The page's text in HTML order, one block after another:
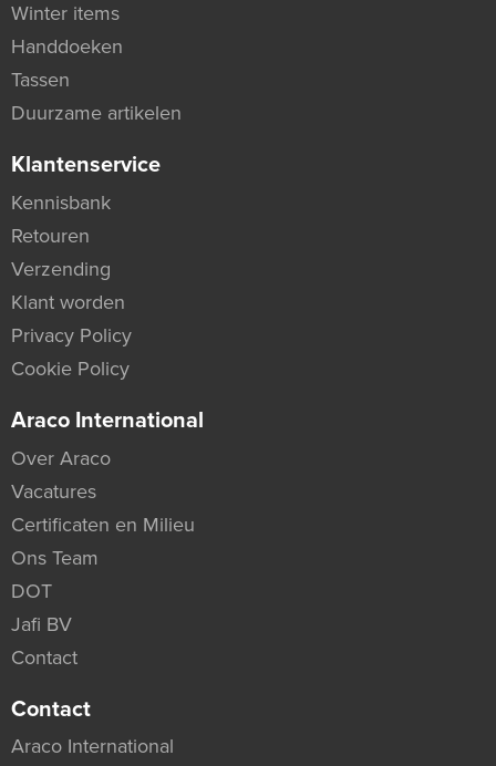
Winter items
Handdoeken
Tassen
Duurzame artikelen
Klantenservice
Kennisbank
Retouren
Verzending
Klant worden
Privacy Policy
Cookie Policy
Araco International
Over Araco
Vacatures
Certificaten en Milieu
Ons Team
DOT
Jafi BV
Contact
Contact
Araco International